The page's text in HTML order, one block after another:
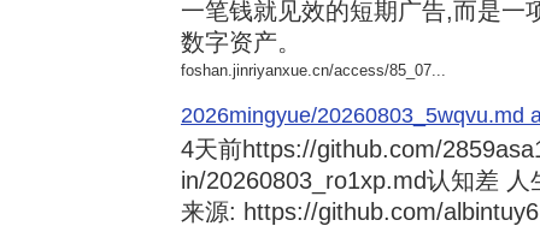
一笔钱就见效的短期广告,而是一
数字资产。
foshan.jinriyanxue.cn/access/85_07...
2026mingyue/20260803_5wqvu.md
4天前https://github.com/
in/20260803_ro1xp.md认知差
来源: https://github.com/